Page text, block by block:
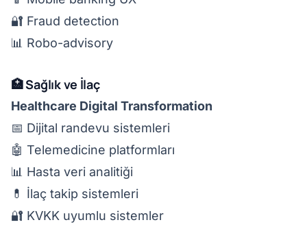
🔐 Fraud detection
📊 Robo-advisory
🏥 Sağlık ve İlaç
Healthcare Digital Transformation
📅 Dijital randevu sistemleri
🤖 Telemedicine platformları
📊 Hasta veri analitiği
💊 İlaç takip sistemleri
🔐 KVKK uyumlu sistemler